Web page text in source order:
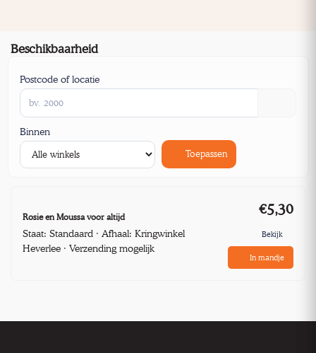
Beschikbaarheid
Postcode of locatie
Binnen
Toepassen
Rosie en Moussa voor altijd
Staat: Standaard · Afhaal: Kringwinkel
Heverlee · Verzending mogelijk
€5,30
Bekijk
In mandje